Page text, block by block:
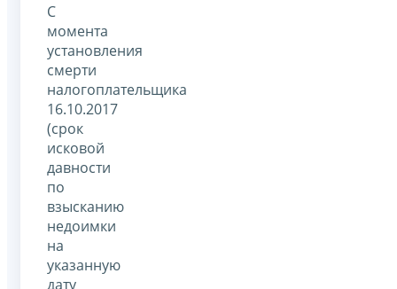
С
момента
установления
смерти
налогоплательщика
16.10.2017
(срок
исковой
давности
по
взысканию
недоимки
на
указанную
дату